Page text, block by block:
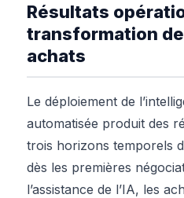
Résultats
transformation
achats
Le déploiement de
automatisée produit des
trois horizons temporels
dès les premières
l’assistance de l’IA, les